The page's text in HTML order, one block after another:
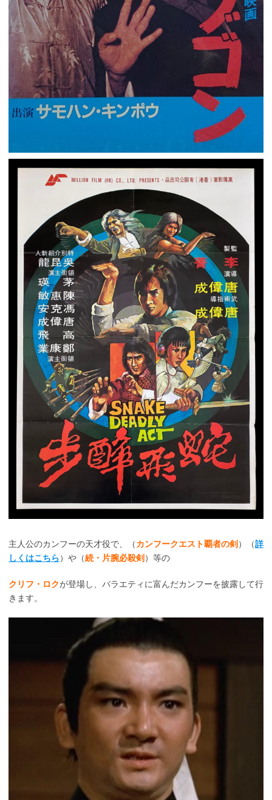
主人公のカンフーの天才役で、（カンフークエスト覇者の剣 ）（詳
しくはこちら）や（続・片腕必殺剣 ）等の
クリフ・ロクが登場し、バラエティに富んだカンフーを披露して行
きます。